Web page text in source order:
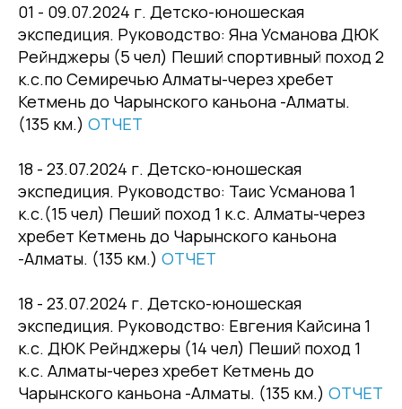
01 - 09.07.2024 г. Детско-юношеская
экспедиция. Руководство: Яна Усманова ДЮК
Рейнджеры (5 чел) Пеший спортивный поход 2
к.с.по Семиречью Алматы-через хребет
Кетмень до Чарынского каньона -Алматы.
(135 км.) ОТЧЕТ
18 - 23.07.2024 г. Детско-юношеская
экспедиция. Руководство: Таис Усманова 1
к.с.(15 чел) Пеший поход 1 к.с. Алматы-через
хребет Кетмень до Чарынского каньона
-Алматы. (135 км.) ОТЧЕТ
18 - 23.07.2024 г. Детско-юношеская
экспедиция. Руководство: Евгения Кайсина 1
к.с. ДЮК Рейнджеры (14 чел) Пеший поход 1
к.с. Алматы-через хребет Кетмень до
Чарынского каньона -Алматы. (135 км.) ОТЧЕТ